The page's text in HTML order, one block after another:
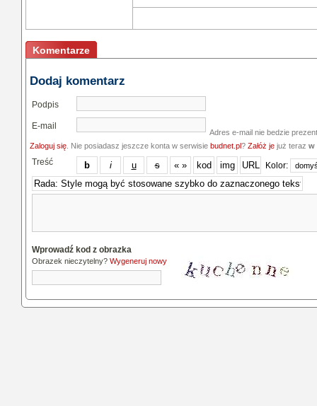
Komentarze
Dodaj komentarz
Podpis
E-mail
Adres e-mail nie bedzie
Zaloguj się . Nie posiadasz jeszcze konta w serwisie budnet.pl? Załóż je już teraz w
Treść Kolor:
Wprowadź kod z obrazka
Obrazek nieczytelny? Wygeneruj nowy